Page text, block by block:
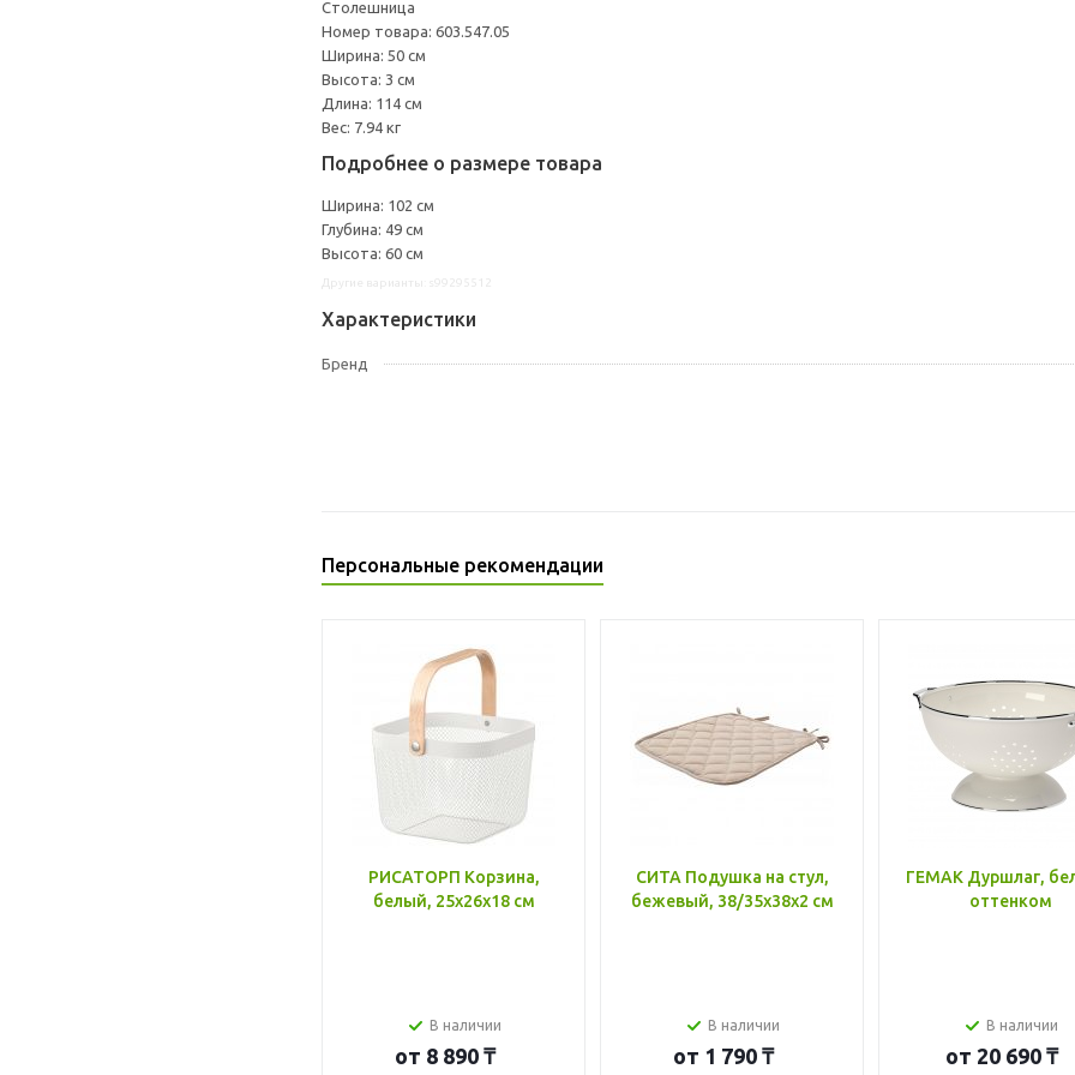
Столешница
Номер товара: 603.547.05
Ширина: 50 см
Высота: 3 см
Длина: 114 см
Вес: 7.94 кг
Подробнее о размере товара
Ширина: 102 см
Глубина: 49 см
Высота: 60 см
Характеристики
Бренд
Персональные рекомендации
РИСАТОРП Корзина,
белый, 25x26x18 см
В наличии
от 8 890 ₸
СИТА Подушка на стул,
бежевый, 38/35x38x2 см
В наличии
от 1 790 ₸
ГЕМАК Дуршлаг,
оттенком
В наличии
от 20 690 ₸